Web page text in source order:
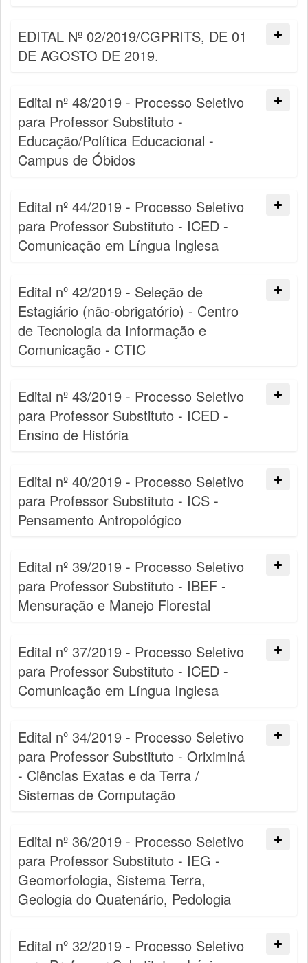
EDITAL Nº 02/2019/CGPRITS, DE 01
DE AGOSTO DE 2019.
Edital nº 48/2019 - Processo Seletivo
para Professor Substituto -
Educação/Política Educacional -
Campus de Óbidos
Edital nº 44/2019 - Processo Seletivo
para Professor Substituto - ICED -
Comunicação em Língua Inglesa
Edital nº 42/2019 - Seleção de
Estagiário (não-obrigatório) - Centro
de Tecnologia da Informação e
Comunicação - CTIC
Edital nº 43/2019 - Processo Seletivo
para Professor Substituto - ICED -
Ensino de História
Edital nº 40/2019 - Processo Seletivo
para Professor Substituto - ICS -
Pensamento Antropológico
Edital nº 39/2019 - Processo Seletivo
para Professor Substituto - IBEF -
Mensuração e Manejo Florestal
Edital nº 37/2019 - Processo Seletivo
para Professor Substituto - ICED -
Comunicação em Língua Inglesa
Edital nº 34/2019 - Processo Seletivo
para Professor Substituto - Oriximiná
- Ciências Exatas e da Terra /
Sistemas de Computação
Edital nº 36/2019 - Processo Seletivo
para Professor Substituto - IEG -
Geomorfologia, Sistema Terra,
Geologia do Quatenário, Pedologia
Edital nº 32/2019 - Processo Seletivo